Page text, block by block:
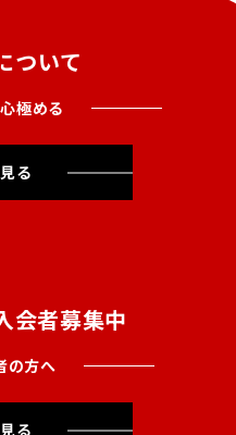
ついて
極める
る
会者募集中
の方へ
る